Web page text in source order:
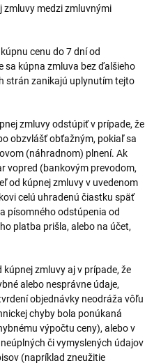
zmluvy medzi zmluvnými
cenu do 7 dní od
sa kúpna zmluva bez ďalšieho
strán zanikajú uplynutím tejto
zmluvy odstúpiť v prípade, že
obzvlášť obťažným, pokiaľ sa
(náhradnom) plnení. Ak
vopred (bankovým prevodom,
od kúpnej zmluvy v uvedenom
celú uhradenú čiastku späť
písomného odstúpenia od
platba prišla, alebo na účet,
zmluvy aj v prípade, že
alebo nesprávne údaje,
objednávky neodráža vôľu
chyby bola ponúkaná
výpočtu ceny), alebo v
či vymyslených údajov
(napríklad zneužitie